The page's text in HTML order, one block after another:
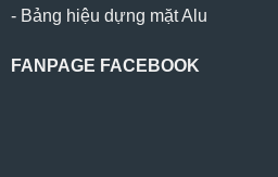
- Bảng hiệu dựng mặt Alu
FANPAGE FACEBOOK